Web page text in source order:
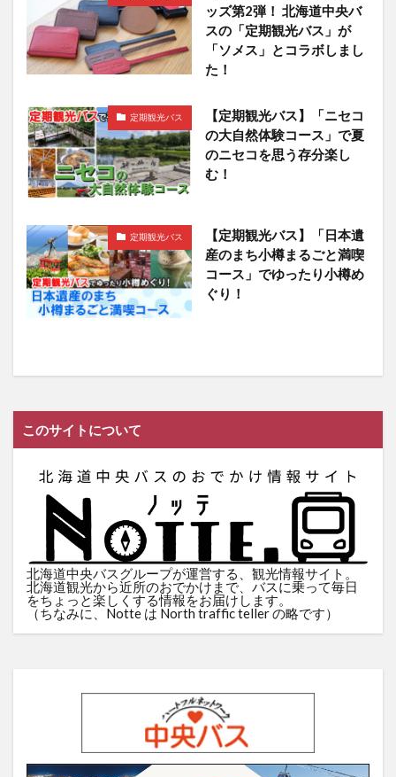
ッズ第2弾！ 北海道中央バ
スの「定期観光バス」が
「ソメス」とコラボしまし
た！
定期観光バス
【定期観光バス】「ニセコ
の大自然体験コース」で夏
のニセコを思う存分楽し
む！
定期観光バス
【定期観光バス】「日本遺
産のまち小樽まるごと満喫
コース」でゆったり小樽め
ぐり！
このサイトについて
北海道中央バスグループが運営する、観光情報サイト。
北海道観光から近所のおでかけまで、バスに乗って毎日
をちょっと楽しくする情報をお届けします。
（ちなみに、Notte は North traffic teller の略です）